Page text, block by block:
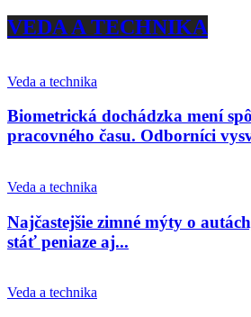
VEDA A TECHNIKA
Veda a technika
Biometrická dochádzka mení
pracovného času. Odborníci
Veda a technika
Najčastejšie zimné mýty o
stáť peniaze aj...
Veda a technika